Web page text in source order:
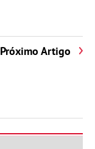
Próximo Artigo